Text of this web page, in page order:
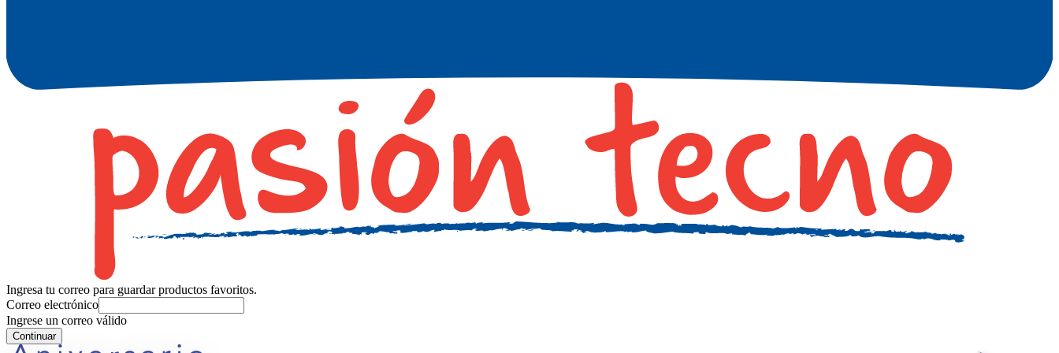
Ingresa tu correo para guardar productos favoritos.
Correo electrónico
Ingrese un correo válido
Continuar